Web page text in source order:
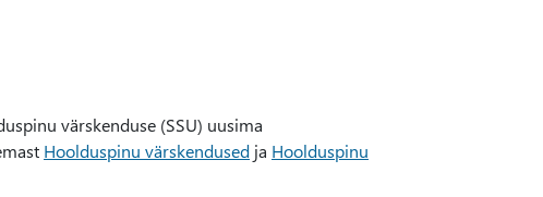
värskenduse (SSU) uusima
Hoolduspinu värskendused ja Hoolduspinu